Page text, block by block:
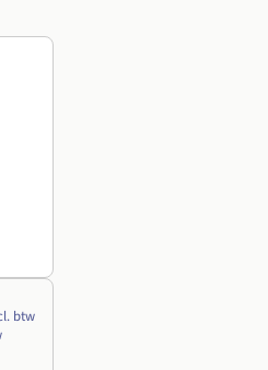
btw